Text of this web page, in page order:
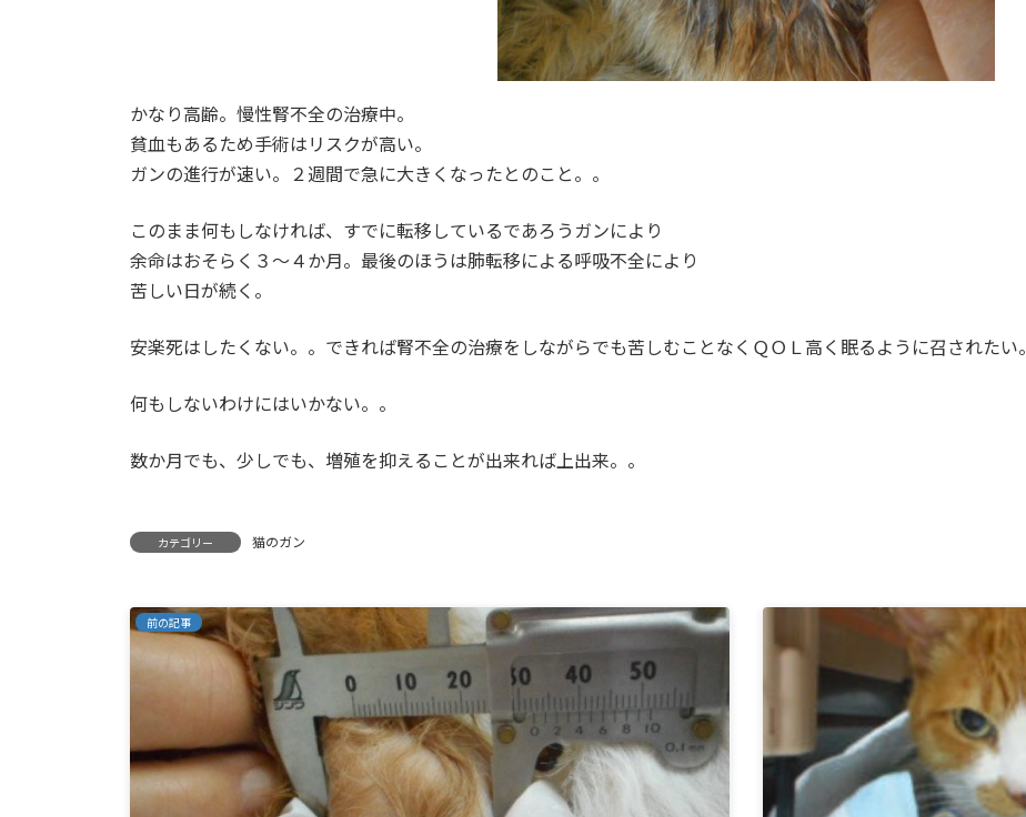
かなり高齢。慢性腎不全の治療中。
貧血もあるため手術はリスクが高い。
ガンの進行が速い。２週間で急に大きくなったとのこと。。
このまま何もしなければ、すでに転移しているであろうガンにより
余命はおそらく３～４か月。最後のほうは肺転移による呼吸不全により
苦しい日が続く。
安楽死はしたくない。。できれば腎不全の治療をしながらでも苦しむことなくＱＯＬ高く眠るように召されたい。
何もしないわけにはいかない。。
数か月でも、少しでも、増殖を抑えることが出来れば上出来。。
カテゴリー 猫のガン
前の記事